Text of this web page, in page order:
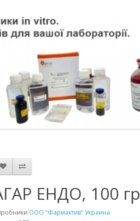
ЕНДО, 100 гр
ООО "Фармактив" Украина